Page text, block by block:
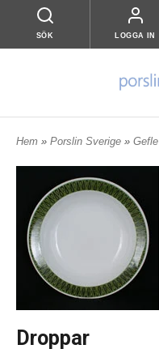
SÖK LOGGA IN
Hem » Porslin Sverige » Gefle
Droppar